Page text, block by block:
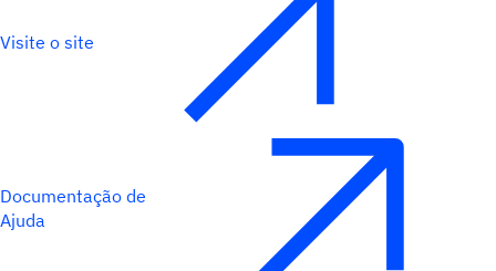
Visite o site
Documentação de
Ajuda